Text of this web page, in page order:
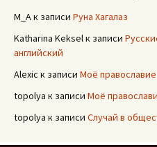
M_Aк записи Руна Хагалаз
Katharina Kekselк записи
английский
Alexic к записи Моё православие
topolya к записи Моё
topolya к записи Случай в